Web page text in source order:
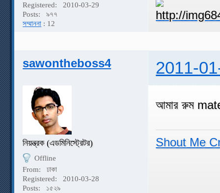
Registered:
2010-03-29
Posts:
৯৭৭
সম্মাননা : 12
sawontheboss4 2011-
নিয়ন্ত্রক (এডমিনিস্ট্রেটর)
Offline
From:
ঢাকা
Registered:
2010-03-28
Posts:
১৫২৯
আমার রুম
Shout Me